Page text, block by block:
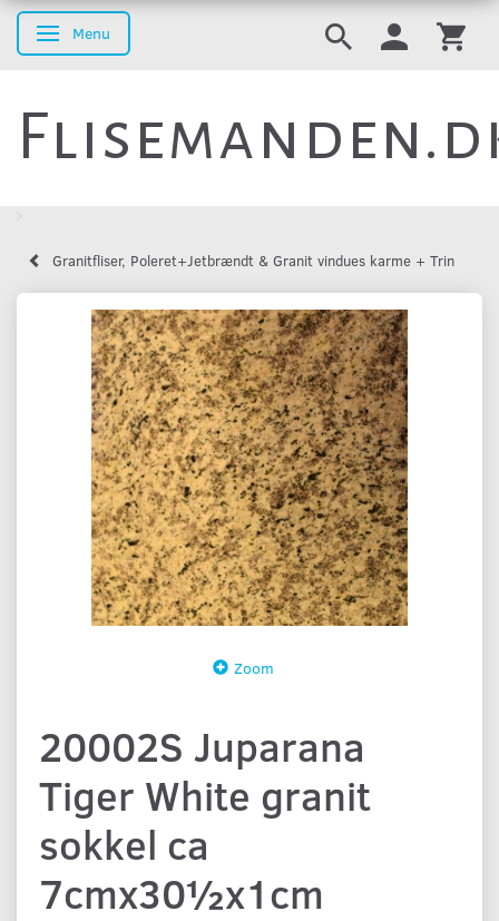
Skifte navigation
Menu
Granitfliser, Poleret+Jetbrændt & Granit vindues karme + Trin
Zoom
20002S Juparana
Tiger White granit
sokkel ca
7cmx30½x1cm